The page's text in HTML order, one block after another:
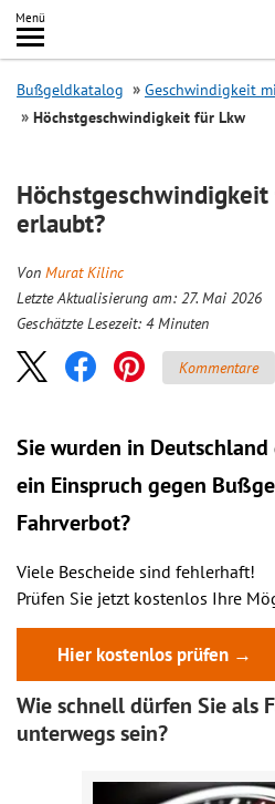
Inhalt
springen
Menü
Bußgeldkatalog
Geschwindigkeit
Höchstgeschwindigkeit für Lkw
erlaubt?
Von Murat Kilinc
Letzte Aktualisierung am: 27. Mai 2026
Geschätzte Lesezeit: 4 Minuten
Kommentare
Sie wurden in
ein Einspruch gegen
Fahrverbot?
Viele Bescheide sind fehlerhaft!
Prüfen Sie jetzt kostenlos Ihre
Hier kostenlos prüfen →
Wie schnell dürfen Sie als
unterwegs sein?